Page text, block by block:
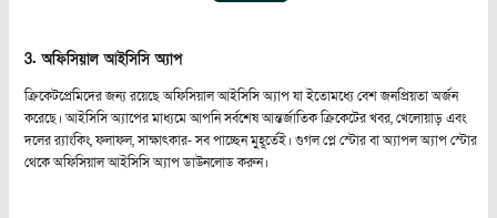
3.অফিসিয়াল আইসিসি অ্যাপ
ক্রিকেটপ্রেমিদের জন্য রয়েছে অফিসিয়াল আইসিসি অ্যাপ যা ইতোমধ্যে বেশ জনপ্রিয়তা অর্জন
করেছে। আইসিসি অ্যাপের মাধ্যমে আপনি সর্বশেষ আন্তর্জাতিক ক্রিকেটের খবর, খেলোয়াড় এবং
দলের র‌্যাংকিং, ফলাফল, সাক্ষাৎকার- সব পাচ্ছেন মুহূর্তেই। গুগল প্লে স্টোর বা অ্যাপল অ্যাপ স্টোর
থেকে অফিসিয়াল আইসিসি অ্যাপ ডাউনলোড করুন।